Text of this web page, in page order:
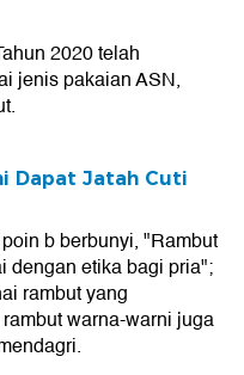
2020 telah
jenis pakaian ASN,
Dapat Jatah Cuti
b berbunyi, "Rambut
dengan etika bagi pria";
rambut yang
warna-warni juga